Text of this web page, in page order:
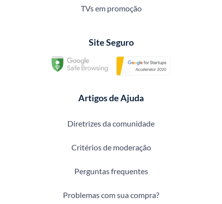
TVs em promoção
Site Seguro
Artigos de Ajuda
Diretrizes da comunidade
Critérios de moderação
Perguntas frequentes
Problemas com sua compra?